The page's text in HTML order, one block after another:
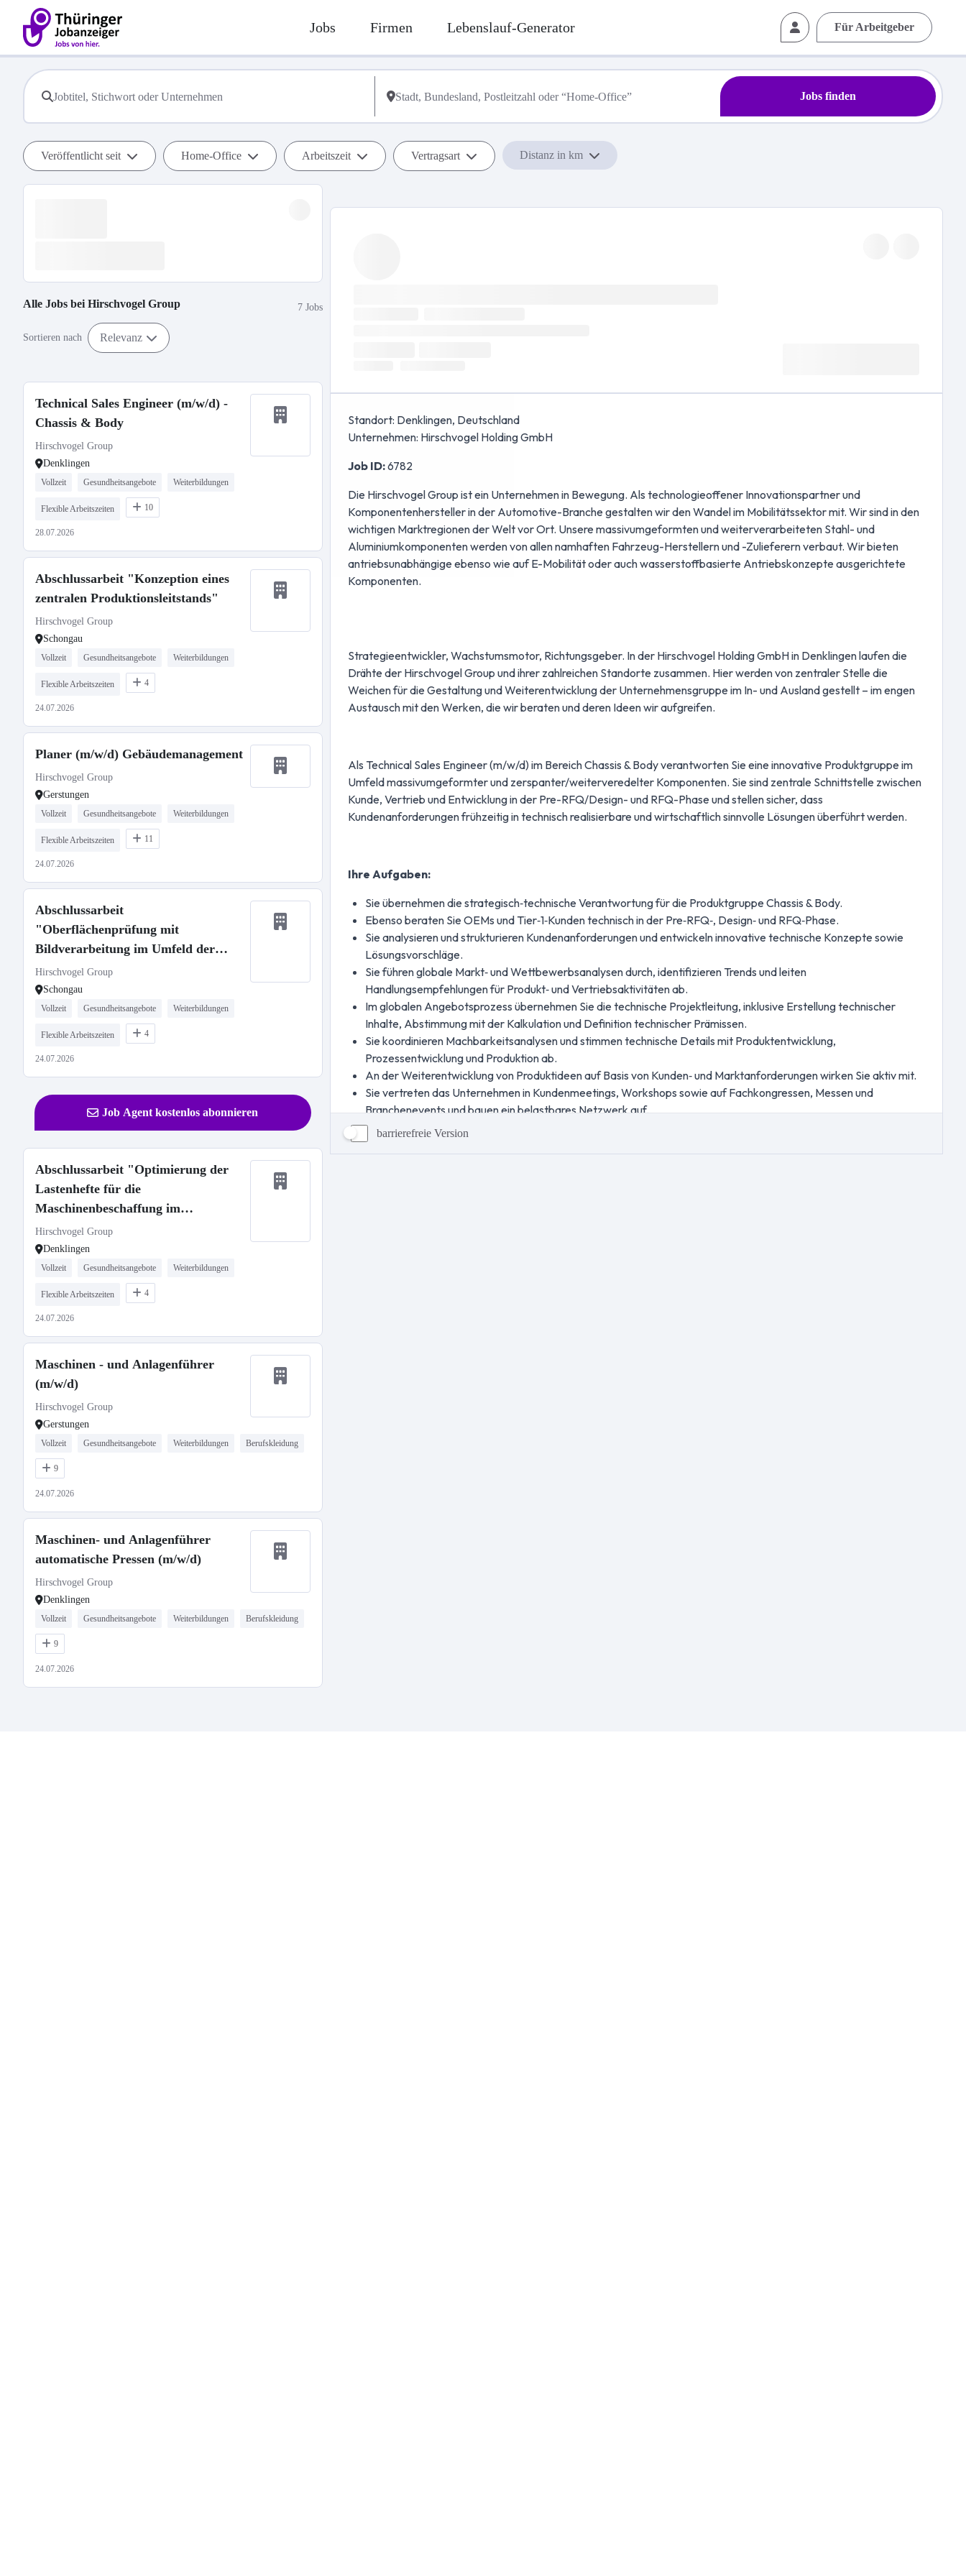
Jobs Firmen Lebenslauf-Generator Für Arbeitgeber
Jobs finden
Veröffentlicht seit Home-Office Arbeitszeit Vertragsart Distanz in km
Alle Jobs bei Hirschvogel Group 7 Jobs
Sortieren nach Relevanz
Technical Sales Engineer (m/w/d) -
Chassis & Body
Hirschvogel Group
Denklingen
Vollzeit Gesundheitsangebote Weiterbildungen
Flexible Arbeitszeiten 10
28.07.2026
Abschlussarbeit "Konzeption eines
zentralen Produktionsleitstands"
Hirschvogel Group
Schongau
Vollzeit Gesundheitsangebote Weiterbildungen
Flexible Arbeitszeiten 4
24.07.2026
Planer (m/w/d) Gebäudemanagement
Hirschvogel Group
Gerstungen
Vollzeit Gesundheitsangebote Weiterbildungen
Flexible Arbeitszeiten 11
24.07.2026
Abschlussarbeit
"Oberflächenprüfung mit
Bildverarbeitung im Umfeld der
Zerspanung"
Hirschvogel Group
Schongau
Vollzeit Gesundheitsangebote Weiterbildungen
Flexible Arbeitszeiten 4
24.07.2026
Job Agent kostenlos abonnieren
Abschlussarbeit "Optimierung der
Lastenhefte für die
Maschinenbeschaffung im
Werkzeugbau"
Hirschvogel Group
Denklingen
Vollzeit Gesundheitsangebote Weiterbildungen
Flexible Arbeitszeiten 4
24.07.2026
Maschinen - und Anlagenführer
(m/w/d)
Hirschvogel Group
Gerstungen
Vollzeit Gesundheitsangebote Weiterbildungen Berufskleidung
9
24.07.2026
Maschinen- und Anlagenführer
automatische Pressen (m/w/d)
Hirschvogel Group
Denklingen
Vollzeit Gesundheitsangebote Weiterbildungen Berufskleidung
9
24.07.2026
barrierefreie Version